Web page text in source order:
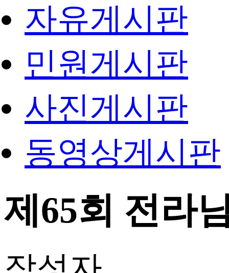
자유게시판
민원게시판
사진게시판
동영상게시판
제65회 전라